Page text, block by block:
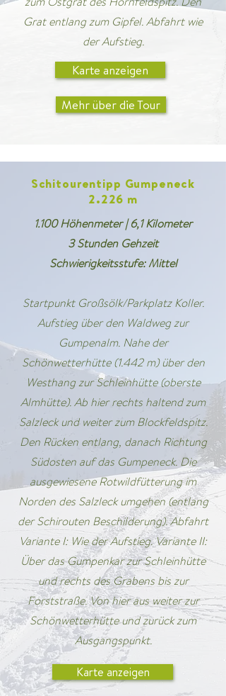
Grat entlang zum Gipfel. Abfahrt wie
der Aufstieg.
Karte anzeigen
Mehr über die Tour
Schitourentipp Gumpeneck
2.226 m
1.100 Höhenmeter | 6,1 Kilometer
3 Stunden Gehzeit
Schwierigkeitsstufe: Mittel
Startpunkt Großsölk/Parkplatz Koller.
Aufstieg über den Waldweg zur
Gumpenalm. Nahe der
Schönwetterhütte (1.442 m) über den
Westhang zur Schleinhütte (oberste
Almhütte). Ab hier rechts haltend zum
Salzleck und weiter zum Blockfeldspitz.
Den Rücken entlang, danach Richtung
Südosten auf das Gumpeneck. Die
ausgewiesene Rotwildfütterung im
Norden des Salzleck umgehen (entlang
der Schirouten Beschilderung). Abfahrt
Variante I: Wie der Aufstieg. Variante II:
Über das Gumpenkar zur Schleinhütte
und rechts des Grabens bis zur
Forststraße. Von hier aus weiter zur
Schönwetterhütte und zurück zum
Ausgangspunkt.
Karte anzeigen